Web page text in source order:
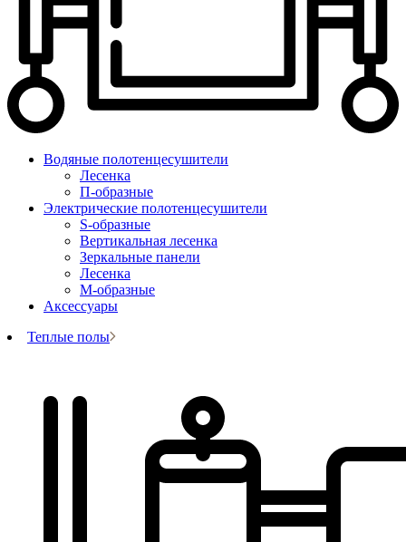
Водяные полотенцесушители
Лесенка
П-образные
Электрические полотенцесушители
S-образные
Вертикальная лесенка
Зеркальные панели
Лесенка
М-образные
Аксессуары
Теплые полы